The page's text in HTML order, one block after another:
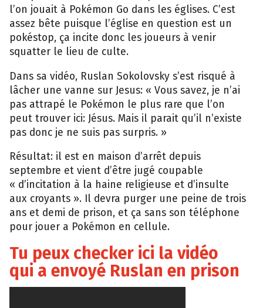
l’on jouait à Pokémon Go dans les églises. C’est
assez bête puisque l’église en question est un
pokéstop, ça incite donc les joueurs à venir
squatter le lieu de culte.
Dans sa vidéo, Ruslan Sokolovsky s’est risqué à
lâcher une vanne sur Jesus: « Vous savez, je n’ai
pas attrapé le Pokémon le plus rare que l’on
peut trouver ici: Jésus. Mais il parait qu’il n’existe
pas donc je ne suis pas surpris. »
Résultat: il est en maison d’arrêt depuis
septembre et vient d’être jugé coupable
« d’incitation à la haine religieuse et d’insulte
aux croyants ». Il devra purger une peine de trois
ans et demi de prison, et ça sans son téléphone
pour jouer a Pokémon en cellule.
Tu peux checker ici la vidéo
qui a envoyé Ruslan en prison